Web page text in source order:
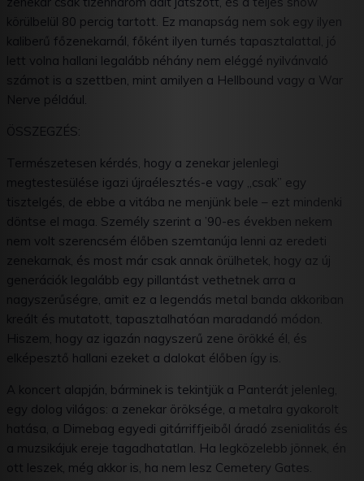
körülbelül 80 percig tartott. Ez manapság nem sok egy ilyen
kaliberű főzenekarnál, főként ilyen turnés tapasztalattal, jó
lett volna hallani legalább néhány nem eléggé nyilvánvaló
számot is a szettben, mint amilyen a Hellbound vagy a War
Nerve például.
ÖSSZEGZÉS:
Természetesen kérdés, hogy a zenekar jelenlegi
megtestesülése igazi újraélesztés-e vagy „csak” egy
tisztelgés, de ebbe a vitába ne menjünk bele – ezt mindenki
döntse el maga. Személy szerint a ’90-es években nekem
nem volt szerencsém élőben szemtanúja lenni az eredeti
zenekarnak, és most már csak annak örülhetek, hogy az új
generációk legalább egy pillantást vethetnek arra a
nagyszerűségre, amit ez a legendás metal banda akkoriban
kreált és mutatott, tapasztalhatóan maradandó módon.
Hiszem, hogy az igazán nagyszerű zene örökké él, és
elképesztő hallani ezeket a dalokat élőben így is.
A koncert alapján, bárminek is tekintjük a Panterát jelenleg,
egy dolog világos: a zenekar öröksége, a metalra gyakorolt ​​
hatása, a Dimebag egyedi gitárriffjeiből áradó zsenialitás és
a muzsikájuk ereje tagadhatatlan. Ha legközelebb jönnek, én
ott leszek, még akkor is, ha nem lesz Cemetery Gates.